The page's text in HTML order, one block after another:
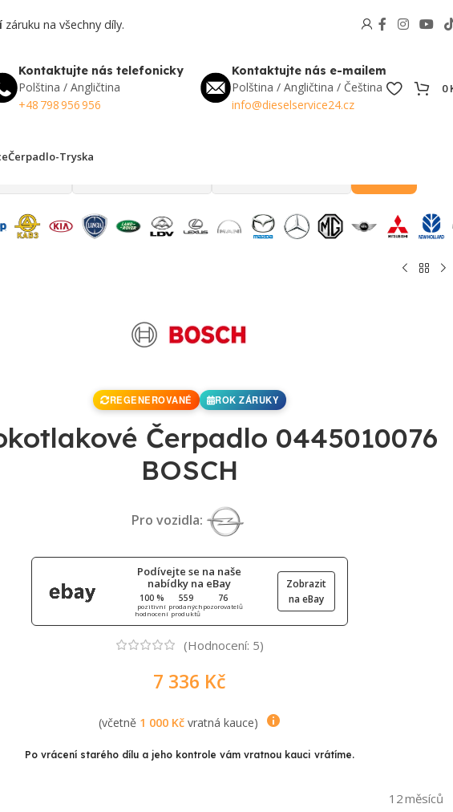
záruku na všechny díly.
Kontaktujte nás telefonicky
Polština / Angličtina
+48 798 956 956
Kontaktujte nás e-mailem
Polština / Angličtina / Čeština
info@dieselservice24.cz
0
Čerpadlo-Tryska
REGENEROVANÉ ROK ZÁRUKY
Čerpadlo 0445010076
BOSCH
Pro vozidla:
Podívejte se na naše
nabídky na eBay
100 %
pozitivní
hodnocení
559
prodaných
produktů
76
pozorovatelů
Zobrazit
na eBay
(Hodnocení: 5)
7 336 Kč
(včetně 1 000 Kčvratná kauce)
Po vrácení starého dílu a jeho kontrole vám vratnou kauci vrátíme.
12 měsíců